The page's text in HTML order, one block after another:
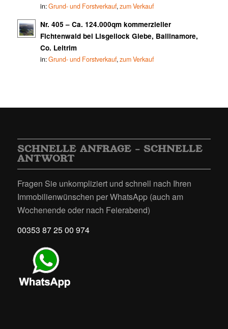
in:Grund- und Forstverkauf,zum Verkauf
Nr. 405 – Ca. 124.000qm kommerzieller
Fichtenwald bei Lisgellock Glebe, Ballinamore,
Co. Leitrim
in:Grund- und Forstverkauf,zum Verkauf
SCHNELLE ANFRAGE – SCHNELLE
ANTWORT
Fragen Sie unkompliziert und schnell nach Ihren
Immobilienwünschen per WhatsApp (auch am
Wochenende oder nach Feierabend)
00353 87 25 00 974